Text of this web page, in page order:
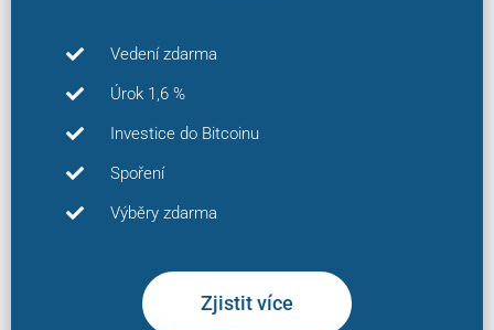
Vedení zdarma
Úrok 1,6 %
Investice do Bitcoinu
Spoření
Výběry zdarma
Zjistit více